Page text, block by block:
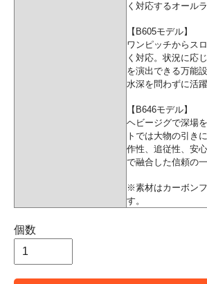
く対応するオール
【B605モデル】
ワンピッチからス
く対応。状況に応
を演出できる万能
水深を問わずに活
【B646モデル】
ヘビージグで深場
トでは大物の引き
作性、追従性、安
で融合した信頼の一
※素材はカーボン
す。
個数